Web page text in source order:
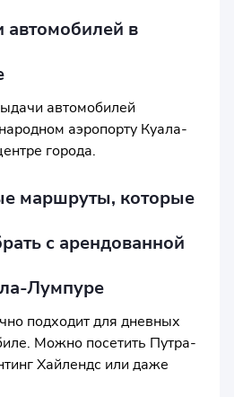
в
автомобилей
аэропорту Куала-
города.
маршруты, которые
с арендованной
Лумпуре
подходит для дневных
Можно посетить Путра-
Хайлендс или даже